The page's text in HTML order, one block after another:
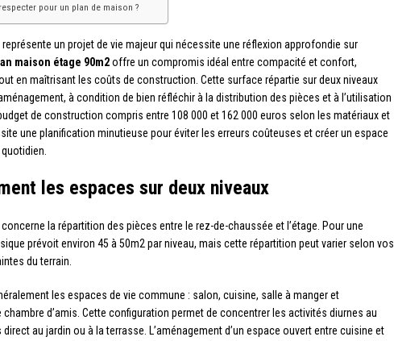
pour un plan de maison ?
un projet de vie majeur qui nécessite une réflexion approfondie sur
maison étage 90m2offre un compromis idéal entre compacité et confort,
en maîtrisant les coûts de construction. Cette surface répartie sur deux niveaux
à condition de bien réfléchir à la distribution des pièces et à l’utilisation
de construction compris entre 108 000 et 162 000 euros selon les matériaux et
une planification minutieuse pour éviter les erreurs coûteuses et créer un espace
les espaces sur deux niveaux
la répartition des pièces entre le rez-de-chaussée et l’étage. Pour une
prévoit environ 45 à 50m2 par niveau, mais cette répartition peut varier selon vos
du terrain.
les espaces de vie commune : salon, cuisine, salle à manger et
d’amis. Cette configuration permet de concentrer les activités diurnes au
au jardin ou à la terrasse. L’aménagement d’un espace ouvert entre cuisine et